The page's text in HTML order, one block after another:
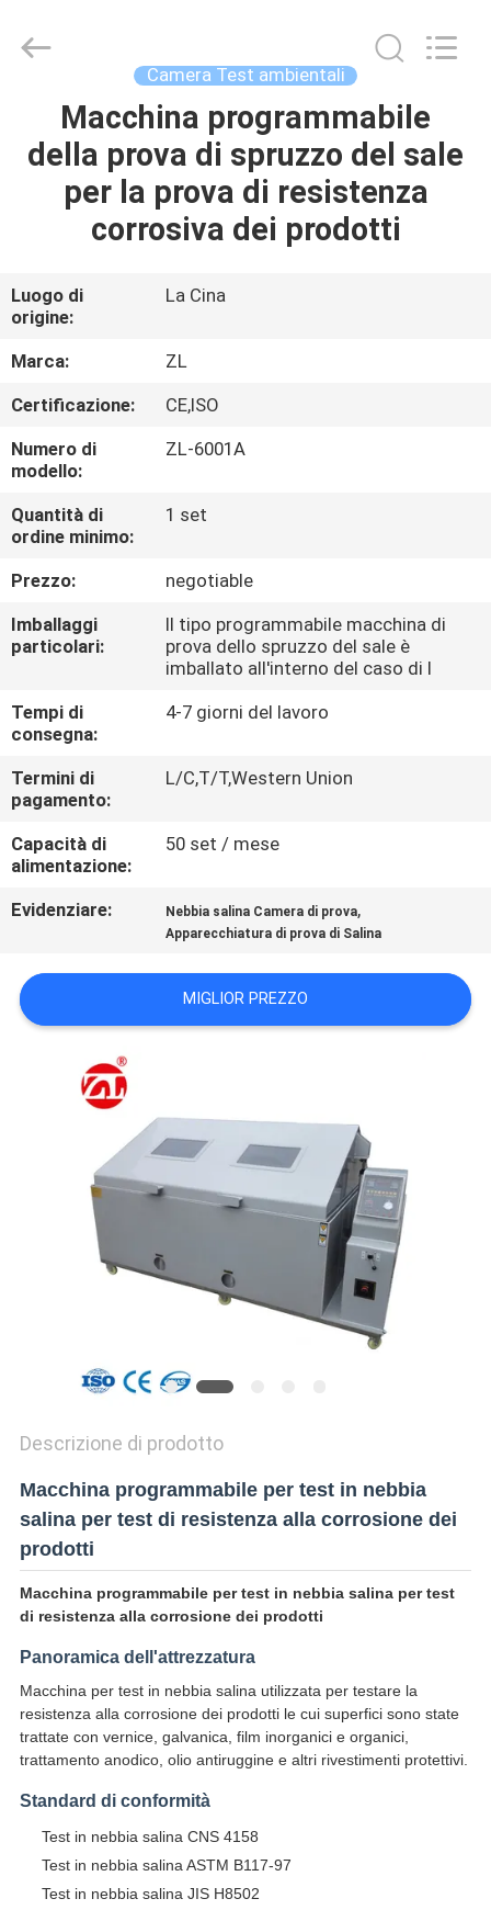
CASA
PRODOTTI
CIRCA
NOI
GIRO
DELLA
FABBRICA
CONTROLLO
DI
QUALITÀ
CONTATTICI
NOTIZIE
RICHIEDA
UNA
VR
SITEMAP
PRIVACY
POLICY
Instrument
Technology
Camera Test ambientali
Macchina programmabile
della prova di spruzzo del sale
per la prova di resistenza
corrosiva dei prodotti
Luogo di
origine:
La Cina
Marca:
ZL
Certificazione:
CE,ISO
Numero di
modello:
ZL-6001A
Quantità di
ordine minimo:
1 set
Prezzo:
negotiable
Imballaggi
particolari:
Il tipo programmabile macchina di
prova dello spruzzo del sale è
imballato all'interno del caso di l
Tempi di
consegna:
4-7 giorni del lavoro
Termini di
pagamento:
L/C,T/T,Western Union
Capacità di
alimentazione:
50 set / mese
Evidenziare: Nebbia salina Camera di prova,
Apparecchiatura di prova di Salina
MIGLIOR PREZZO
Descrizione di prodotto
Macchina programmabile per test in nebbia
salina per test di resistenza alla corrosione dei
prodotti
Macchina programmabile per test in nebbia salina per test
di resistenza alla corrosione dei prodotti
Panoramica dell'attrezzatura
Macchina per test in nebbia salina utilizzata per testare la
resistenza alla corrosione dei prodotti le cui superfici sono state
trattate con vernice, galvanica, film inorganici e organici,
trattamento anodico, olio antiruggine e altri rivestimenti protettivi.
Standard di conformità
Test in nebbia salina CNS 4158
Test in nebbia salina ASTM B117-97
Test in nebbia salina JIS H8502